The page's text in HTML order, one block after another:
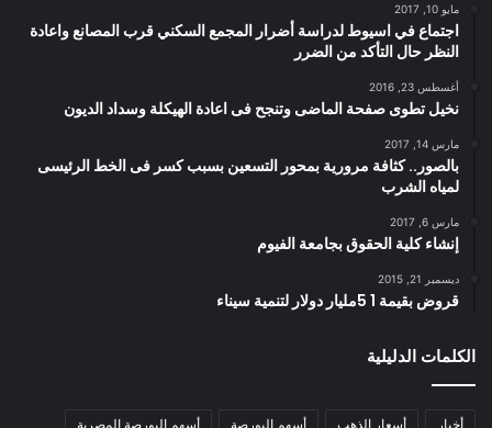
مايو 10, 2017
اجتماع في اسيوط لدراسة أضرار المجمع السكني قرب المصانع واعادة
النظر حال التأكد من الضرر
أغسطس 23, 2016
نخيل تطوى صفحة الماضى وتنجح فى اعادة الهيكلة وسداد الديون
مارس 14, 2017
بالصور.. كثافة مرورية بمحور التسعين بسبب كسر فى الخط الرئيسى
لمياه الشرب
مارس 6, 2017
إنشاء كلية الحقوق بجامعة الفيوم
ديسمبر 21, 2015
قروض بقيمة 1 5مليار دولار لتنمية سيناء
الكلمات الدليلية
أخبار أسعار الذهب أسهم البورصة أسهم البورصة المصرية